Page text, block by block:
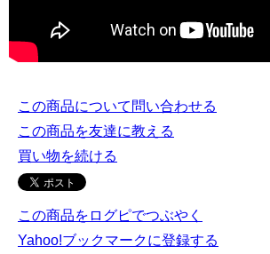
この商品について問い合わせる
この商品を友達に教える
買い物を続ける
この商品をログピでつぶやく
Yahoo!ブックマークに登録する